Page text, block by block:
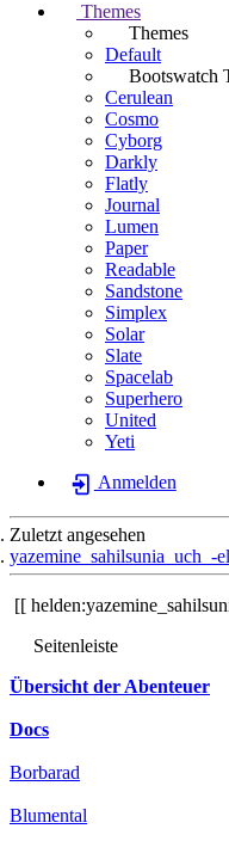
Themes
Themes
Default
Bootswatch
Cerulean
Cosmo
Cyborg
Darkly
Flatly
Journal
Lumen
Paper
Readable
Sandstone
Simplex
Solar
Slate
Spacelab
Superhero
United
Yeti
Anmelden
Zuletzt angesehen
yazemine_sahilsunia_uch_-
Seitenleiste
Übersicht der Abenteuer
Docs
Borbarad
Blumental